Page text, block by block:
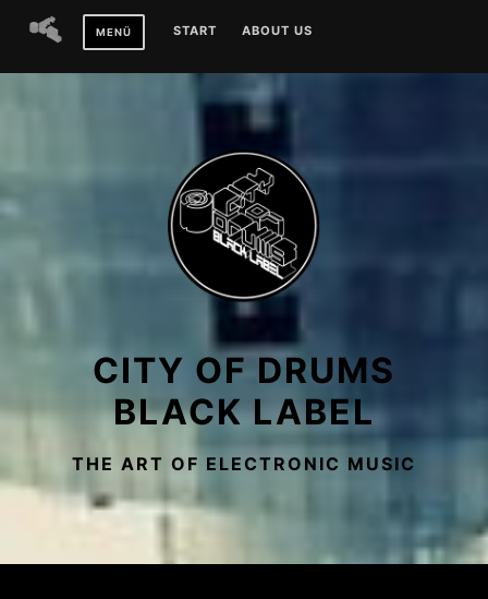
Inhalt
MENÜ START ABOUT US
CITY OF DRUMS
BLACK LABEL
THE ART OF ELECTRONIC MUSIC